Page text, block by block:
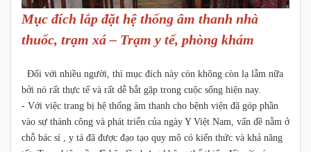
Mục đích lắp đặt hệ thống âm thanh nhà
thuốc, trạm xá – Trạm y tế, phòng khám
Đối với nhiều người, thì mục đích này còn không còn lạ lẫm nữa
bởi nó rất thực tế và rất dễ bắt gặp trong cuộc sống hiện nay.
- Với việc trang bị hệ thống âm thanh cho bệnh viện đã góp phần
vào sự thành công và phát triển của ngày Y Việt Nam, vấn đề nằm ở
chỗ bác sí , y tá đã được đạo tạo quy mô có kiến thức và khả năng